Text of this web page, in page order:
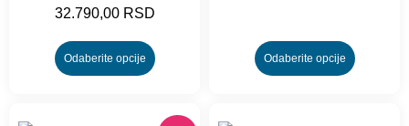
32.790,00 RSD
Odaberite opcije Odaberite opcije